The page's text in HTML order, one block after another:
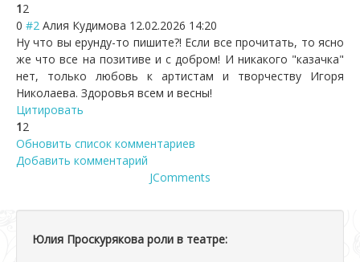
12
0 #2 Алия Кудимова 12.02.2026 14:20
Ну что вы ерунду-то пишите?! Если все прочитать, то ясно
же что все на позитиве и с добром! И никакого "казачка"
нет, только любовь к артистам и творчеству Игоря
Николаева. Здоровья всем и весны!
Цитировать
12
Обновить список комментариев
Добавить комментарий
JComments
Юлия Проскурякова роли в театре: